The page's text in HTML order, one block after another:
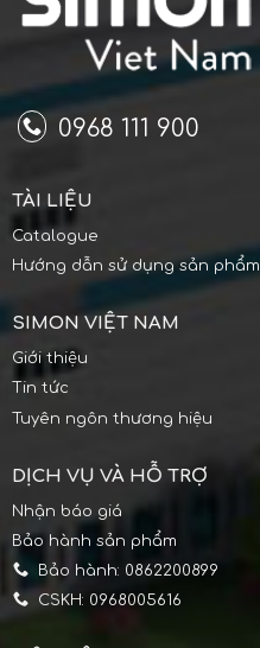
0968 111 900
TÀI LIỆU
Catalogue
Hướng dẫn sử dụng sản phẩm
SIMON VIỆT NAM
Giới thiệu
Tin tức
Tuyên ngôn thương hiệu
DỊCH VỤ VÀ HỖ TRỢ
Nhận báo giá
Bảo hành sản phẩm
Bảo hành: 0862200899
CSKH: 0968005616